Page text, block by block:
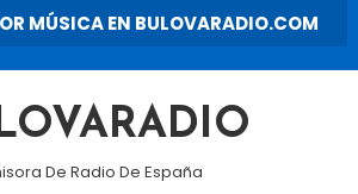
MÚSICA EN BULOVARADIO.COM
De Radio De España